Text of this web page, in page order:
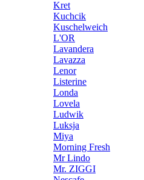
Kret
Kuchcik
Kuschelweich
L'OR
Lavandera
Lavazza
Lenor
Listerine
Londa
Lovela
Ludwik
Luksja
Miya
Morning Fresh
Mr Lindo
Mr. ZIGGI